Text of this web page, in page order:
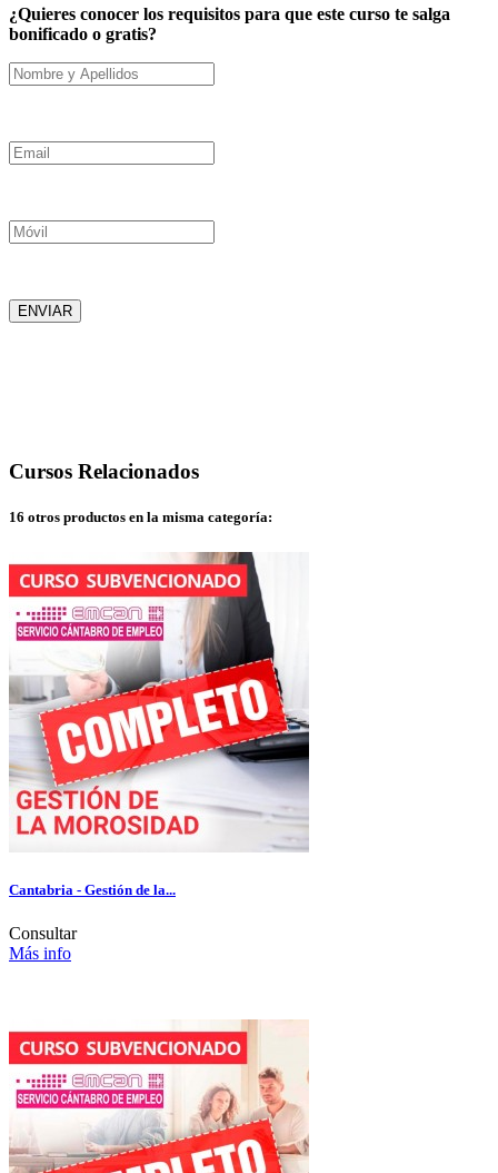
¿Quieres conocer los requisitos para que este curso te salga
bonificado o gratis?
ENVIAR
Cursos Relacionados
16 otros productos en la misma categoría:
Cantabria - Gestión de la...
Consultar
Más info